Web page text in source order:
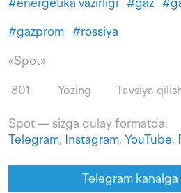
#energetika vazirligi #gaz #
#gazprom #rossiya
«Spot»
801 Yozing Tavsiya
Spot — sizga qulay formatda:
Telegram, Instagram, YouTube,
Telegram kanalga